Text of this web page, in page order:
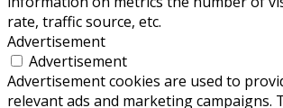
rate, traffic source, etc.
Advertisement
Advertisement
Advertisement cookies are used to
relevant ads and marketing campaigns.